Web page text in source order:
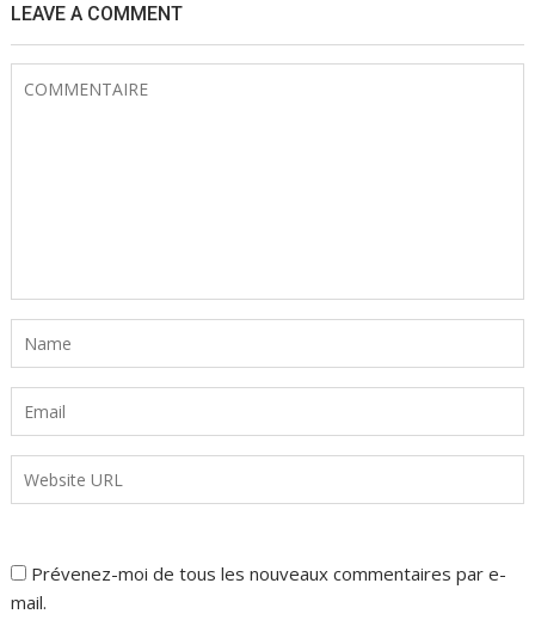
LEAVE A COMMENT
Prévenez-moi de tous les nouveaux commentaires par e-
mail.